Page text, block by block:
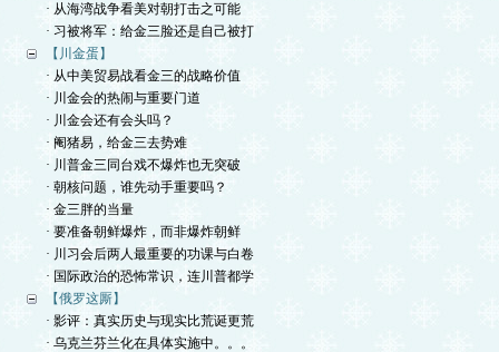
· 从海湾战争看美对朝打击之可能
· 习被将军：给金三脸还是自己被打
【川金蛋】
· 从中美贸易战看金三的战略价值
· 川金会的热闹与重要门道
· 川金会还有会头吗？
· 阉猪易，给金三去势难
· 川普金三同台戏不爆炸也无突破
· 朝核问题，谁先动手重要吗？
· 金三胖的当量
· 要准备朝鲜爆炸，而非爆炸朝鲜
· 川习会后两人最重要的功课与白卷
· 国际政治的恐怖常识，连川普都学
【俄罗这厮】
· 影评：真实历史与现实比荒诞更荒
· 乌克兰芬兰化在具体实施中。。。